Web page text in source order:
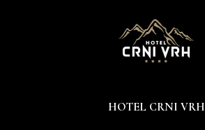
HOTEL CRNI VRH